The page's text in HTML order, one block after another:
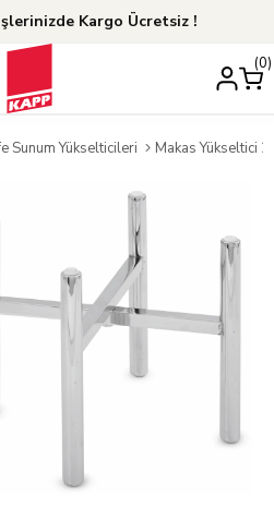
Kargo Ücretsiz !
0
Sunum Yükselticileri Makas Yükseltici